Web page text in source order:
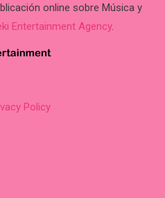
online sobre Música y
Entertainment Agency.
Policy